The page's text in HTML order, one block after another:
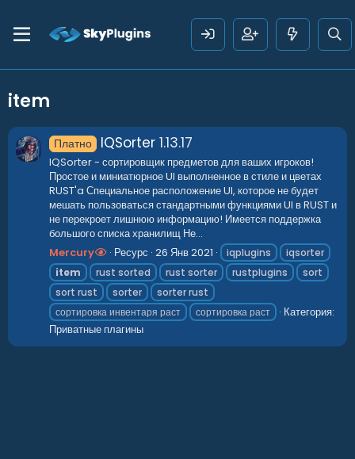
item
Платно IQSorter 1.13.17
IQSorter - сортировщик предметов для ваших игроков!
Простое и миниатюрное UI выполненное в стиле и цветах
RUST'a Специальное расположение UI, которое не будет
мешать пользоваться стандартными функциями UI в RUST и
не перекроет лишнюю информацию! Имеется поддержка
большого списка хранилищ Не...
Mercury
Ресурс 26 Янв 2021 iqplugins
iqsorter
item
rust sorted rust sorter rustplugins
sort
sort rust
sorter
sorter rust
сортировка инвентаря раст
сортировка раст
Категория:
Приватные плагины